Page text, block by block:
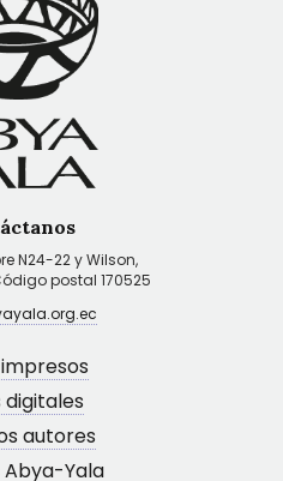
N24-22 y Wilson,
postal 170525
digitales
autores
Abya-Yala